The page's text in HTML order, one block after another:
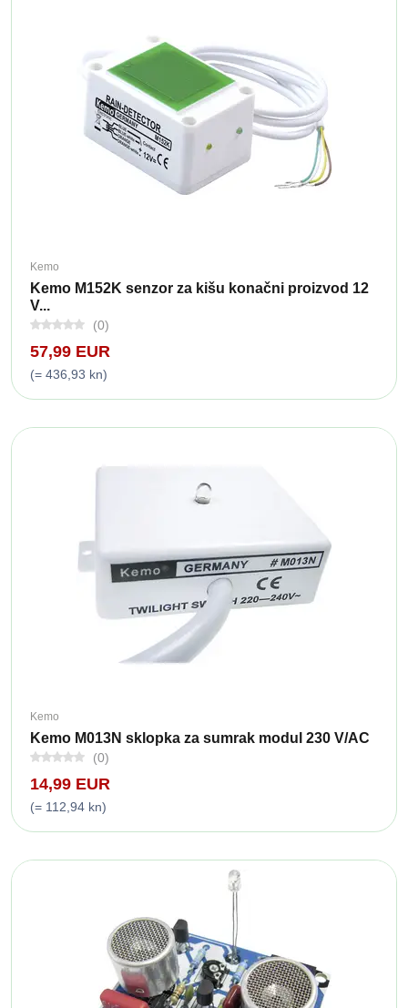
Kemo
Kemo M152K senzor za kišu konačni proizvod 12
V...
(0)
57,99 EUR
(= 436,93 kn)
Kemo
Kemo M013N sklopka za sumrak modul 230 V/AC
(0)
14,99 EUR
(= 112,94 kn)